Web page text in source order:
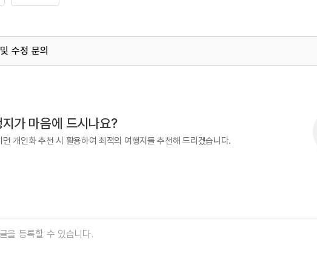
수정 문의
가 마음에 드시나요?
면 개인화 추천 시 활용하여 최적의 여행지를 추천해 드리겠습니다.